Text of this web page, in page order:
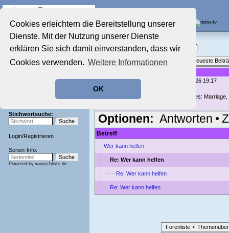
Cookies erleichtern die Bereitstellung unserer
Dienste. Mit der Nutzung unserer Dienste
erklären Sie sich damit einverstanden, dass wir
Cookies verwenden. Weitere Informationen
OK
Startseite
Aktuelles Forum
Film-Forum
Zeichentrick-Forum
Stichwortsuche:
Login/Registrieren
Serien-Info:
Powered by wunschliste.de
Film-Forum
Filme im Kino, Fernsehen & auf DVD
Themenübersicht • Neues Thema
Neueste
geschrieben von:
, 09.05.26 19:17
Möglicherweise
Bitteres Blut 1984 (In the Best of Families:
Optionen: Antworten •
Betreff
Wer kann helfen
Re: Wer kann helfen
Re: Wer kann helfen
Re: Wer kann helfen
Forenliste •